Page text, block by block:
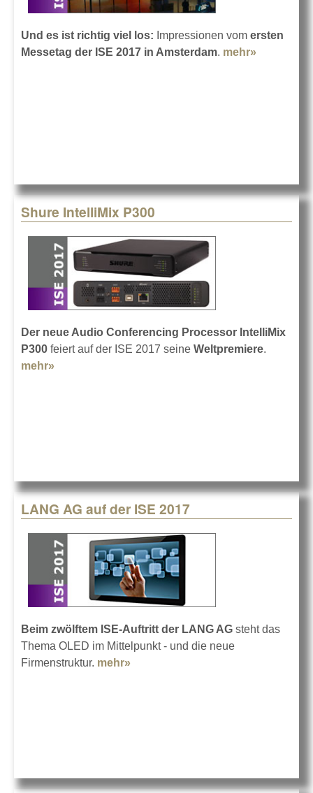
Und es ist richtig viel los: Impressionen vom ersten
Messetag der ISE 2017 in Amsterdam. mehr»
Shure IntelliMix P300
Der neue Audio Conferencing Processor IntelliMix
P300 feiert auf der ISE 2017 seine Weltpremiere.
mehr»
LANG AG auf der ISE 2017
Beim zwölftem ISE-Auftritt der LANG AG steht das
Thema OLED im Mittelpunkt - und die neue
Firmenstruktur. mehr»